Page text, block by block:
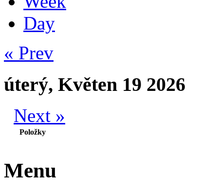
Day
« Prev
úterý, Květen 19 2026
Next »
Položky
Menu